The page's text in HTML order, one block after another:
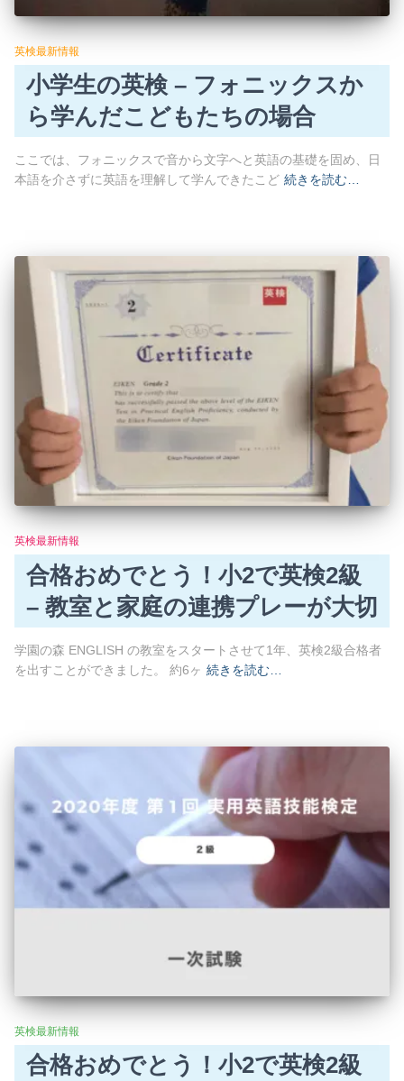
英検最新情報
小学生の英検 – フォニックスか
ら学んだこどもたちの場合
ここでは、フォニックスで音から文字へと英語の基礎を固め、日
本語を介さずに英語を理解して学んできたこど 続きを読む…
英検最新情報
合格おめでとう！小2で英検2級
– 教室と家庭の連携プレーが大切
学園の森 ENGLISH の教室をスタートさせて1年、英検2級合格者
を出すことができました。 約6ヶ 続きを読む…
英検最新情報
合格おめでとう！小2で英検2級